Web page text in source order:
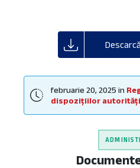
februarie 20, 2025 in
dispozițiilor